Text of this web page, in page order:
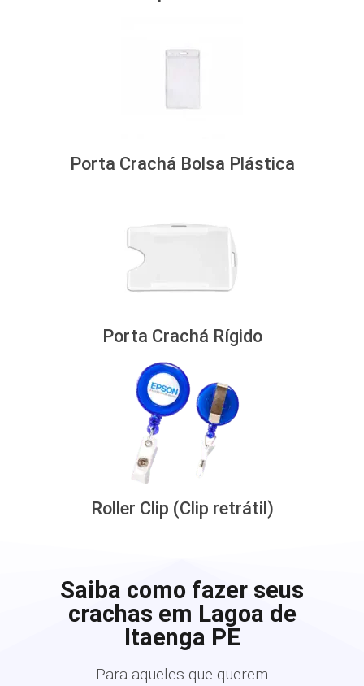
Porta Crachá Bolsa Plástica
Porta Crachá Rígido
Roller Clip (Clip retrátil)
Saiba como fazer seus
crachas em Lagoa de
Itaenga PE
Para aqueles que querem